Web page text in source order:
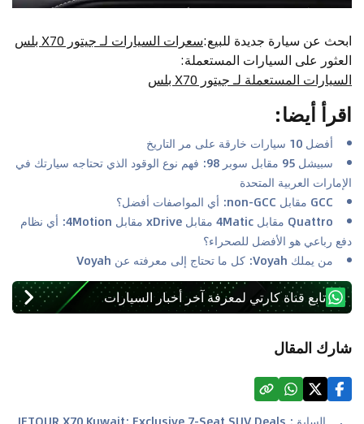
ابحث عن سيارة جديدة للبيع:سعرات السيارات لـ جيتور X70 بلس
العثور على السيارات المستعملة:
السيارات المستعملة لـ جيتور X70 بلس
اقرأ أيضا:
أفضل 10 سيارات خارقة على مر التاريخ
سبيشل 95 مقابل سوبر 98: فهم نوع الوقود الذي تحتاجه سيارتك في
الإمارات العربية المتحدة
GCC مقابل non-GCC: أي المواصفات أفضل؟
Quattro مقابل 4Matic مقابل xDrive مقابل 4Motion: أي نظام
دفع رباعي هو الأفضل للصحراء؟
من يملك Voyah: كل ما تحتاج إلى معرفته عن Voyah
تابع قناة كارتي لمعرفة آخر أخبار السيارات
شارك المقال